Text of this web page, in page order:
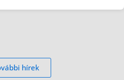
hírek